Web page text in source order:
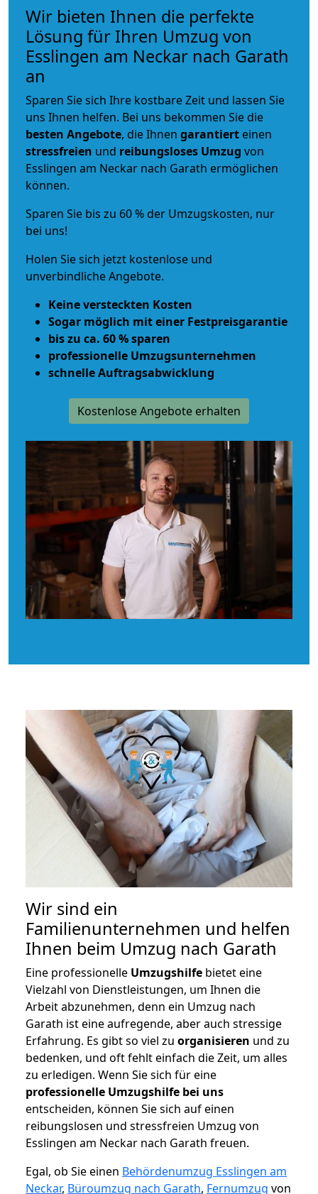
Wir bieten Ihnen die perfekte
Lösung für Ihren Umzug von
Esslingen am Neckar nach Garath
an
Sparen Sie sich Ihre kostbare Zeit und lassen Sie
uns Ihnen helfen. Bei uns bekommen Sie die
besten Angebote, die Ihnen garantiert einen
stressfreien und reibungsloses Umzug von
Esslingen am Neckar nach Garath ermöglichen
können.
Sparen Sie bis zu 60 % der Umzugskosten, nur
bei uns!
Holen Sie sich jetzt kostenlose und
unverbindliche Angebote.
Keine versteckten Kosten
Sogar möglich mit einer Festpreisgarantie
bis zu ca. 60 % sparen
professionelle Umzugsunternehmen
schnelle Auftragsabwicklung
Kostenlose Angebote erhalten
Wir sind ein
Familienunternehmen und helfen
Ihnen beim Umzug nach Garath
Eine professionelle Umzugshilfe bietet eine
Vielzahl von Dienstleistungen, um Ihnen die
Arbeit abzunehmen, denn ein Umzug nach
Garath ist eine aufregende, aber auch stressige
Erfahrung. Es gibt so viel zu organisieren und zu
bedenken, und oft fehlt einfach die Zeit, um alles
zu erledigen. Wenn Sie sich für eine
professionelle Umzugshilfe bei uns
entscheiden, können Sie sich auf einen
reibungslosen und stressfreien Umzug von
Esslingen am Neckar nach Garath freuen.
Egal, ob Sie einen Behördenumzug Esslingen am
Neckar, Büroumzug nach Garath, Fernumzug von